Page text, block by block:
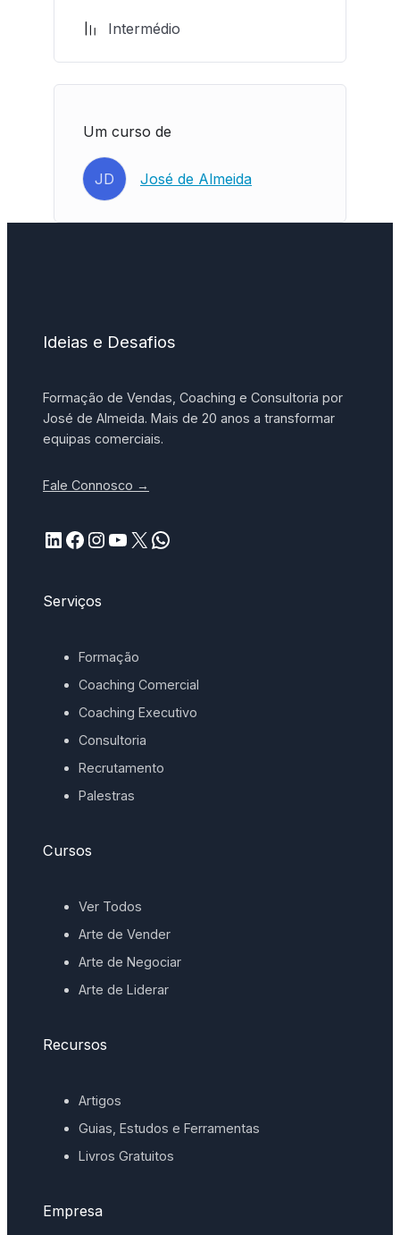
Intermédio
Um curso de
JD José de Almeida
Ideias e Desafios
Formação de Vendas, Coaching e Consultoria por
José de Almeida. Mais de 20 anos a transformar
equipas comerciais.
Fale Connosco →
LinkedIn Facebook InstagramYouTube X WhatsApp
Serviços
Formação
Coaching Comercial
Coaching Executivo
Consultoria
Recrutamento
Palestras
Cursos
Ver Todos
Arte de Vender
Arte de Negociar
Arte de Liderar
Recursos
Artigos
Guias, Estudos e Ferramentas
Livros Gratuitos
Empresa